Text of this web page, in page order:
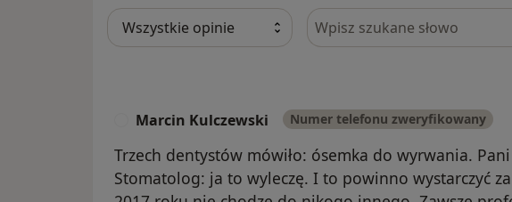
Szukaj w opiniach
Marcin Kulczewski Numer telefonu zweryfikowany
Trzech dentystów mówiło: ósemka do wyrwania.
Stomatolog: ja to wyleczę. I to powinno wystarczyć